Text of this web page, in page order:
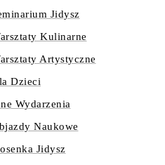
Jidysz
Kulinarne
Artystyczne
Dzieci
Wydarzenia
Naukowe
Jidysz